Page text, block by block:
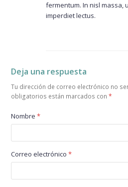
fermentum. In nisl massa,
imperdiet lectus.
Deja una respuesta
Tu dirección de correo electrónico no
obligatorios están marcados con*
Nombre*
Correo electrónico*